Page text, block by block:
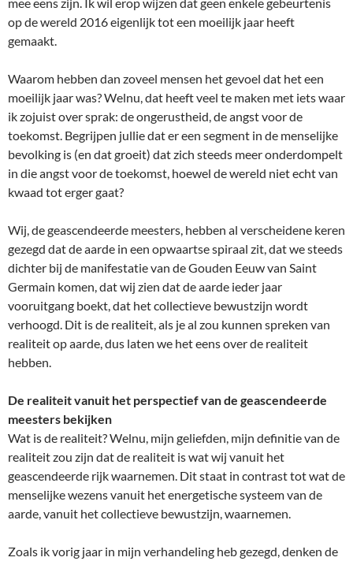
op de wereld 2016 eigenlijk tot een moeilijk jaar heeft
gemaakt.
Waarom hebben dan zoveel mensen het gevoel dat het een
moeilijk jaar was? Welnu, dat heeft veel te maken met iets waar
ik zojuist over sprak: de ongerustheid, de angst voor de
toekomst. Begrijpen jullie dat er een segment in de menselijke
bevolking is (en dat groeit) dat zich steeds meer onderdompelt
in die angst voor de toekomst, hoewel de wereld niet echt van
kwaad tot erger gaat?
Wij, de geascendeerde meesters, hebben al verscheidene keren
gezegd dat de aarde in een opwaartse spiraal zit, dat we steeds
dichter bij de manifestatie van de Gouden Eeuw van Saint
Germain komen, dat wij zien dat de aarde ieder jaar
vooruitgang boekt, dat het collectieve bewustzijn wordt
verhoogd. Dit is de realiteit, als je al zou kunnen spreken van
realiteit op aarde, dus laten we het eens over de realiteit
hebben.
De realiteit vanuit het perspectief van de geascendeerde
meesters bekijken
Wat is de realiteit? Welnu, mijn geliefden, mijn definitie van de
realiteit zou zijn dat de realiteit is wat wij vanuit het
geascendeerde rijk waarnemen. Dit staat in contrast tot wat de
menselijke wezens vanuit het energetische systeem van de
aarde, vanuit het collectieve bewustzijn, waarnemen.
Zoals ik vorig jaar in mijn verhandeling heb gezegd, denken de